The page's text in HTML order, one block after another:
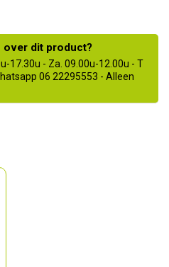
over dit product?
17.30u - Za. 09.00u-12.00u - T
06 22295553 - Alleen